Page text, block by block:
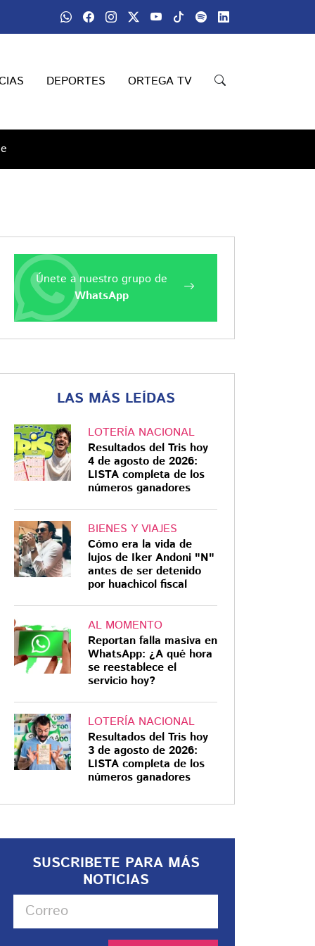
DEPORTES ORTEGA TV
Únete a nuestro grupo de
WhatsApp
LAS MÁS LEÍDAS
LOTERÍA NACIONAL
Resultados del Tris hoy
4 de agosto de 2026:
LISTA completa de los
números ganadores
BIENES Y VIAJES
Cómo era la vida de
lujos de Iker Andoni "N"
antes de ser detenido
por huachicol fiscal
AL MOMENTO
Reportan falla masiva en
WhatsApp: ¿A qué hora
se reestablece el
servicio hoy?
LOTERÍA NACIONAL
Resultados del Tris hoy
3 de agosto de 2026:
LISTA completa de los
números ganadores
SUSCRIBETE PARA MÁS
NOTICIAS